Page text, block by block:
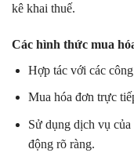
kê khai thuế.
Các hình thức mua
Hợp tác với các
Mua hóa đơn trực
Sử dụng dịch vụ
động rõ ràng.